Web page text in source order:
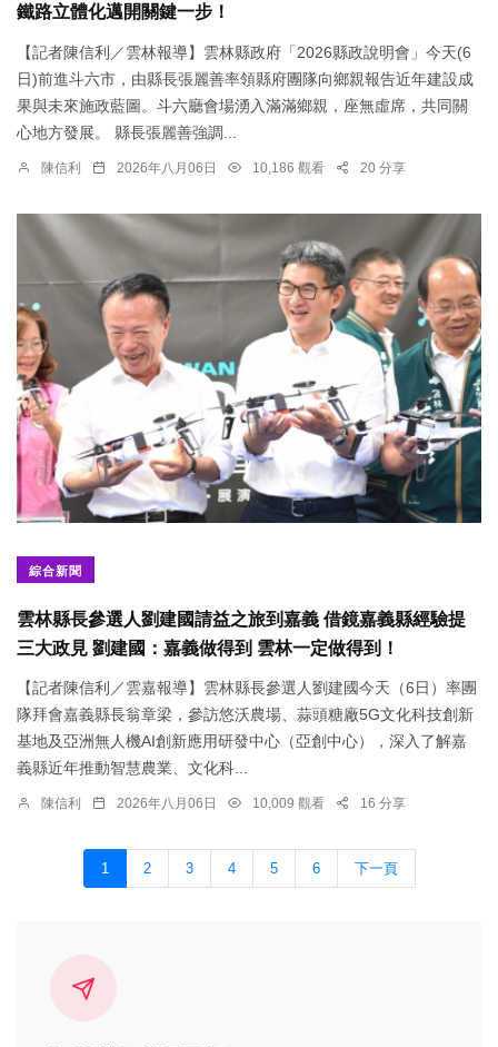
鐵路立體化邁開關鍵一步！
【記者陳信利／雲林報導】雲林縣政府「2026縣政說明會」今天(6
日)前進斗六市，由縣長張麗善率領縣府團隊向鄉親報告近年建設成
果與未來施政藍圖。斗六廳會場湧入滿滿鄉親，座無虛席，共同關
心地方發展。 縣長張麗善強調...
陳信利 2026年八月06日 10,186 觀看 20 分享
綜合新聞
雲林縣長參選人劉建國請益之旅到嘉義 借鏡嘉義縣經驗提
三大政見 劉建國：嘉義做得到 雲林一定做得到！
【記者陳信利／雲嘉報導】雲林縣長參選人劉建國今天（6日）率團
隊拜會嘉義縣長翁章梁，參訪悠沃農場、蒜頭糖廠5G文化科技創新
基地及亞洲無人機AI創新應用研發中心（亞創中心），深入了解嘉
義縣近年推動智慧農業、文化科...
陳信利 2026年八月06日 10,009 觀看 16 分享
1 2 3 4 5 6 下一頁